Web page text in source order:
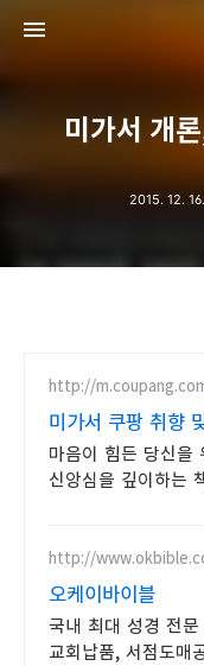
미가서 개
2015. 12.
http://
미가서 쿠팡 취향
마음이 힘든 당신을
신앙심을 깊이하는
http://
오케이바이블
국내 최대 성경 전
교회납품, 서점도매